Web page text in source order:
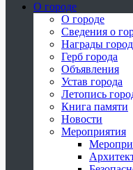
О городе
О городе
Сведения о
Награды
Герб города
Объявления
Устав города
Летопись
Книга памяти
Новости
Мероприятия